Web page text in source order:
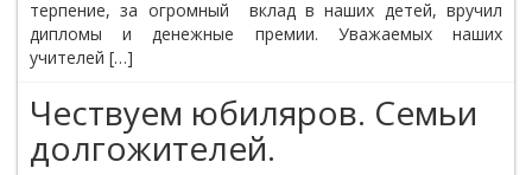
терпение, за огромный вклад в наших детей, вручил
дипломы и денежные премии. Уважаемых наших
учителей […]
Чествуем юбиляров. Семьи
долгожителей.